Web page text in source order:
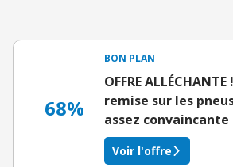
68%
BON PLAN
OFFRE
remise sur les
assez convaincante
Voir l'offre